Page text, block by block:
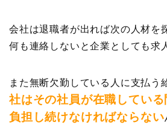
会社は退職者が出れば次の人材を
何も連絡しないと企業としても求
また無断欠勤している人に支払う
社はその社員が在職してい
負担し続けなければならない